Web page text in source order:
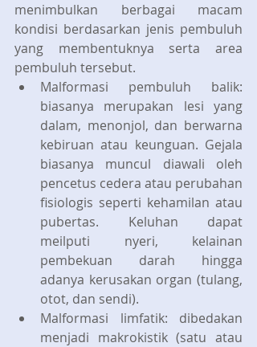
menimbulkan berbagai macam
kondisi berdasarkan jenis pembuluh
yang membentuknya serta area
pembuluh tersebut.
Malformasi pembuluh balik:
biasanya merupakan lesi yang
dalam, menonjol, dan berwarna
kebiruan atau keunguan. Gejala
biasanya muncul diawali oleh
pencetus cedera atau perubahan
fisiologis seperti kehamilan atau
pubertas. Keluhan dapat
meilputi nyeri, kelainan
pembekuan darah hingga
adanya kerusakan organ (tulang,
otot, dan sendi).
Malformasi limfatik: dibedakan
menjadi makrokistik (satu atau